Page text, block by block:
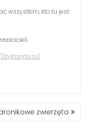
wszystkim, kto tu jest
dyktanda.pl/
zwierzęta